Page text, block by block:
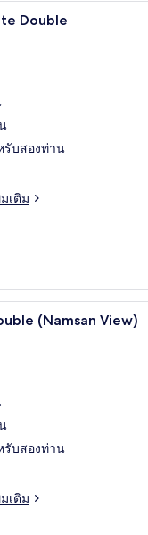
นแสง ผ้านวม
Double
รับสองท่าน
เติม
ผ้านวม
(Namsan View)
รับสองท่าน
เติม